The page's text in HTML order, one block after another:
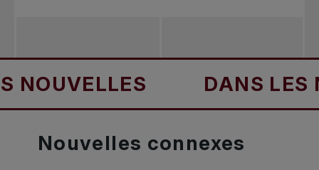
DANS LES
Nouvelles connexes